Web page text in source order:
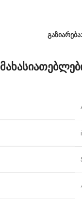
გაზიარება: